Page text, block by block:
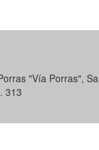
"Vía Porras",
313